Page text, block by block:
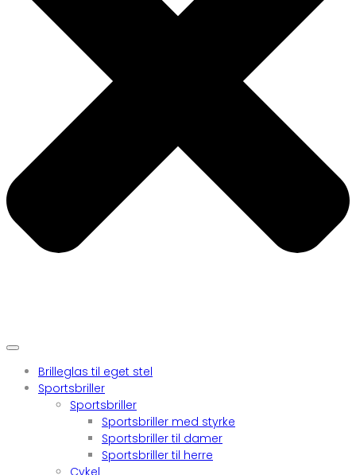
Brilleglas til eget stel
Sportsbriller
Sportsbriller
Sportsbriller med styrke
Sportsbriller til damer
Sportsbriller til herre